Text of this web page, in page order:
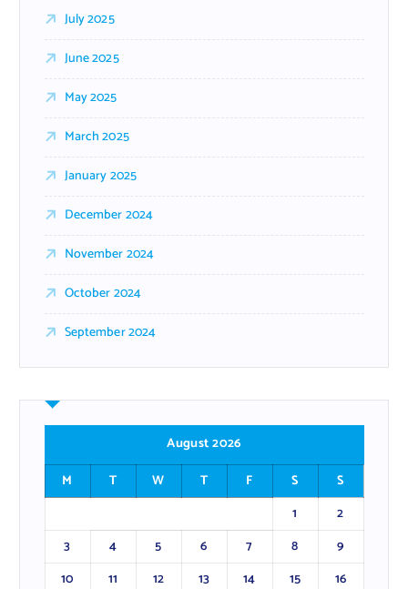
July 2025
June 2025
May 2025
March 2025
January 2025
December 2024
November 2024
October 2024
September 2024
August 2026
M
T W T F S
S
1
2
3
4 5 6 7 8
9
10
11 12 13 14 15
16